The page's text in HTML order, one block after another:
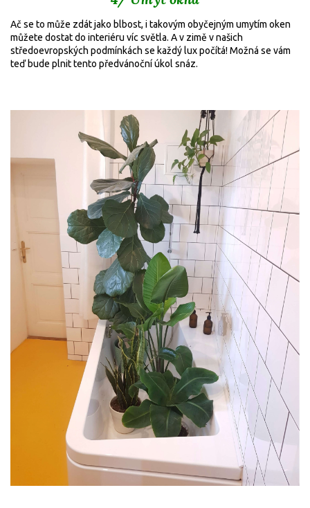
Ač se to může zdát jako blbost, i takovým obyčejným umytím oken
můžete dostat do interiéru víc světla. A v zimě v našich
středoevropských podmínkách se každý lux počítá! Možná se vám
teď bude plnit tento předvánoční úkol snáz.